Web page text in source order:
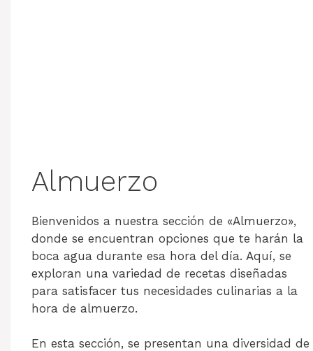
Almuerzo
Bienvenidos a nuestra sección de «Almuerzo»,
donde se encuentran opciones que te harán la
boca agua durante esa hora del día. Aquí, se
exploran una variedad de recetas diseñadas
para satisfacer tus necesidades culinarias a la
hora de almuerzo.
En esta sección, se presentan una diversidad de